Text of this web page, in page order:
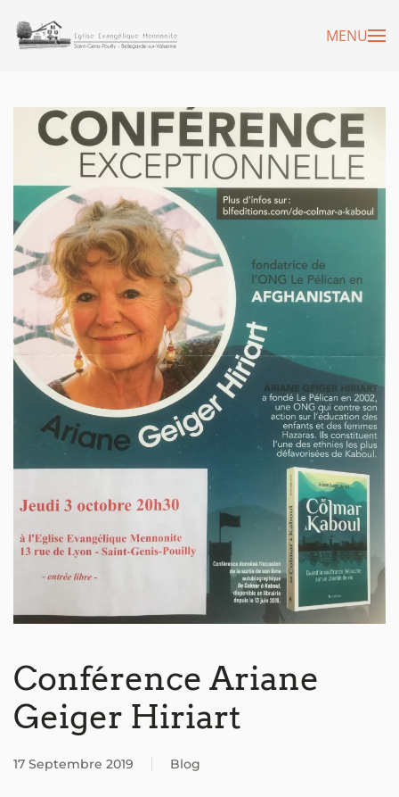
Accéder au contenu principal MENU
Conférence Ariane
Geiger Hiriart
17 Septembre 2019 Blog